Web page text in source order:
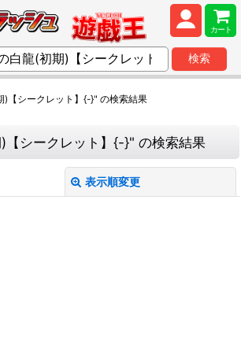
カート
検索
)【シークレット】{-}" の検索結果
【シークレット】{-}" の検索結果
表示順変更